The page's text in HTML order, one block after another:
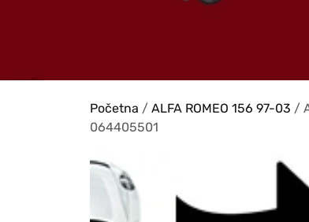
Početna / ALFA ROMEO 156 97-03 /
064405501